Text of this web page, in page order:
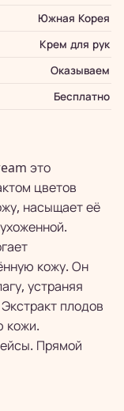
Южная Корея
Крем для рук
Оказываем
Бесплатно
это
цветов
насыщает её
кожу. Он
устраняя
плодов
кожи.
Прямой